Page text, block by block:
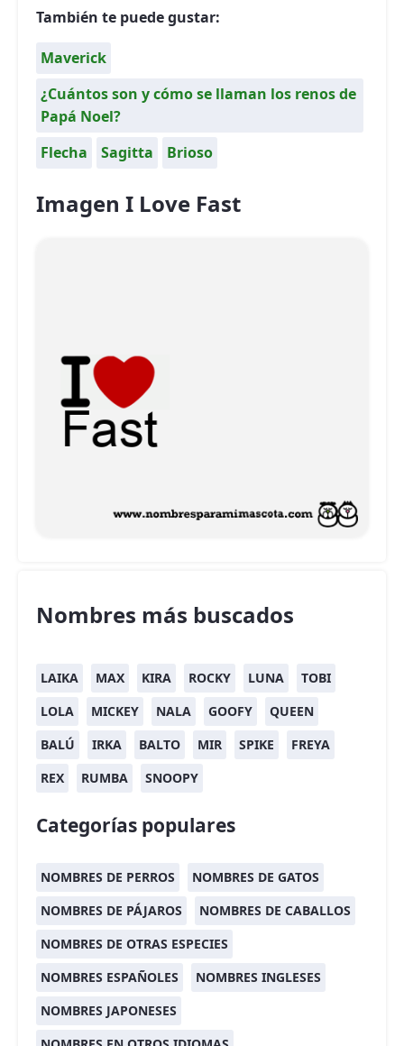
También te puede gustar:
Maverick
¿Cuántos son y cómo se llaman los renos de
Papá Noel?
Flecha
Sagitta Brioso
Imagen I Love Fast
Nombres más buscados
LAIKA MAX KIRA ROCKY LUNA
TOBI
LOLA
MICKEY NALA GOOFY
QUEEN
BALÚ
IRKA BALTO MIR SPIKE
FREYA
REX
RUMBA SNOOPY
Categorías populares
NOMBRES DE PERROS
NOMBRES DE GATOS
NOMBRES DE PÁJAROS
NOMBRES DE CABALLOS
NOMBRES DE OTRAS ESPECIES
NOMBRES ESPAÑOLES
NOMBRES INGLESES
NOMBRES JAPONESES